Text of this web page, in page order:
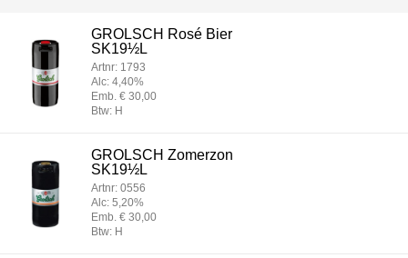
Inloggen
Assortiment
MVO
Contact
GROLSCH Rosé Bier
SK19½L
Artnr: 1793
Alc: 4,40%
Emb. € 30,00
Btw: H
GROLSCH Zomerzon
SK19½L
Artnr: 0556
Alc: 5,20%
Emb. € 30,00
Btw: H